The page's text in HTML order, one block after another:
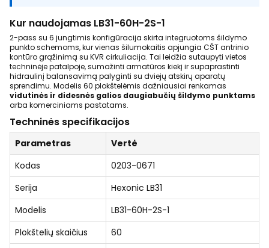
Kur naudojamas LB31-60H-2S-1
2-pass su 6 jungtimis konfigūracija skirta integruotoms šildymo
punkto schemoms, kur vienas šilumokaitis apjungia CŠT antrinio
kontūro grąžinimą su KVR cirkuliacija. Tai leidžia sutaupyti vietos
techninėje patalpoje, sumažinti armatūros kiekį ir supaprastinti
hidraulinį balansavimą palyginti su dviejų atskirų aparatų
sprendimu. Modelis 60 plokštelėmis dažniausiai renkamas
vidutinės ir didesnės galios daugiabučių šildymo punktams
arba komerciniams pastatams.
Techninės specifikacijos
Parametras
Vertė
Kodas
0203-0671
Serija
Hexonic LB31
Modelis
LB31-60H-2S-1
Plokštelių skaičius
60